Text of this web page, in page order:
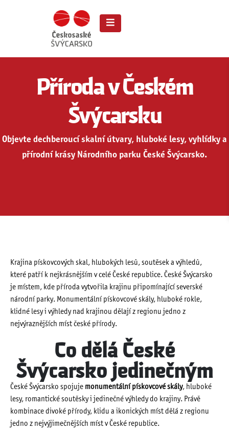
Příroda v Českém
Švýcarsku
Objevte dechberoucí skalní útvary, hluboké lesy, vyhlídky a
přírodní krásy Národního parku České Švýcarsko.
Krajina pískovcových skal, hlubokých lesů, soutěsek a výhledů,
které patří k nejkrásnějším v celé České republice. České Švýcarsko
je místem, kde příroda vytvořila krajinu připomínající severské
národní parky. Monumentální pískovcové skály, hluboké rokle,
klidné lesy i výhledy nad krajinou dělají z regionu jedno z
nejvýraznějších míst české přírody.
Co dělá České
Švýcarsko jedinečným
České Švýcarsko spojuje monumentální pískovcové skály, hluboké
lesy, romantické soutěsky i jedinečné výhledy do krajiny. Právě
kombinace divoké přírody, klidu a ikonických míst dělá z regionu
jedno z nejvýjimečnějších míst v České republice.